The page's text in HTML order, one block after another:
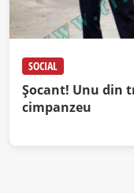
SOCIAL
Șocant! Unu din
cimpanzeu